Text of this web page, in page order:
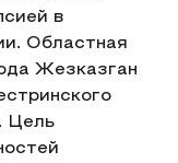
в
Областная
Жезказган
Цель